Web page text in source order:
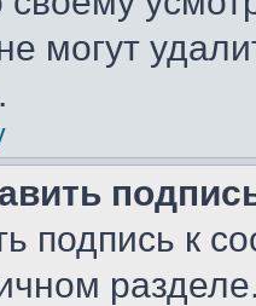
могут
подпись к